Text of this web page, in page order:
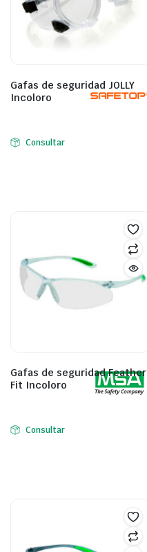
Gafas de seguridad JOLLY
Incoloro
Consultar
Gafas de seguridad Feather
Fit Incoloro
Consultar